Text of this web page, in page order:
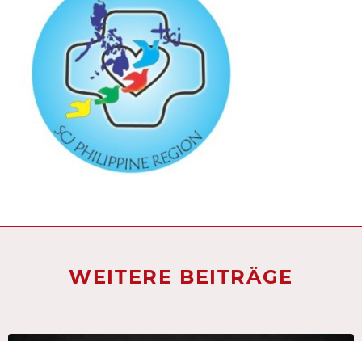
WEITERE BEITRÄGE